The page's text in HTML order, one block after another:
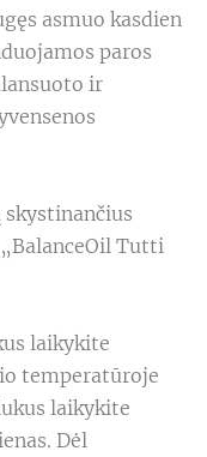
asmuo kasdien
paros
ir
Tutti
laikykite
temperatūroje
laikykite
Dėl